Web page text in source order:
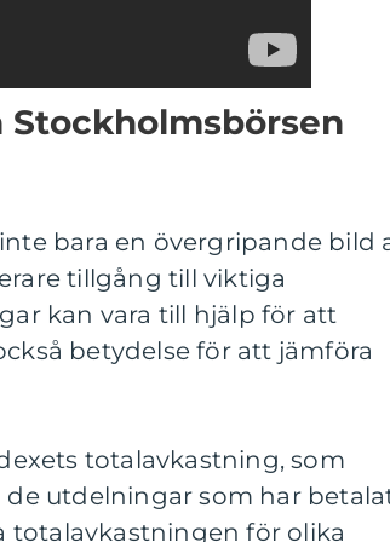
bara en övergripande bild
tillgång till viktiga
kan vara till hjälp för att
betydelse för att jämföra
totalavkastning, som
utdelningar som har
totalavkastningen för olika